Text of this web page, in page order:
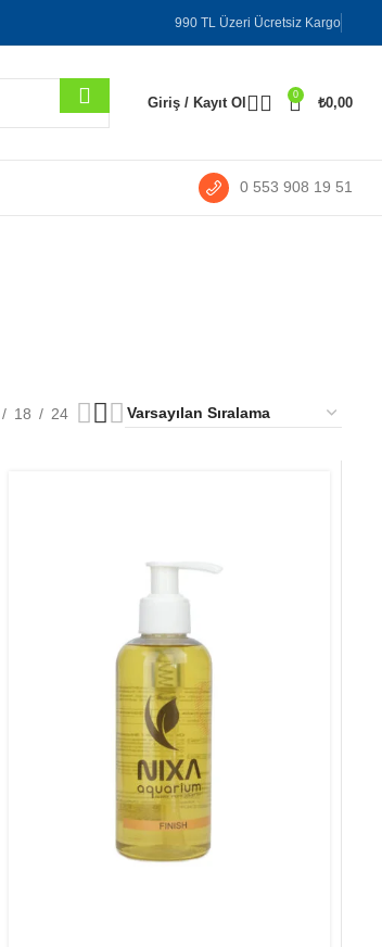
990 TL Üzeri Ücretsiz Kargo
Giriş / Kayıt Ol
0
₺0,00
0 553 908 19 51
18 24